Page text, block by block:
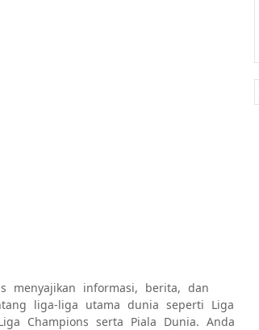
menyajikan informasi, berita, dan
liga-liga utama dunia seperti Liga
Champions serta Piala Dunia. Anda